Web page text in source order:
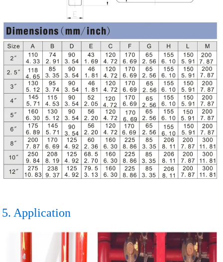
5. Application